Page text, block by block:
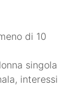
di 10
singola
interessi